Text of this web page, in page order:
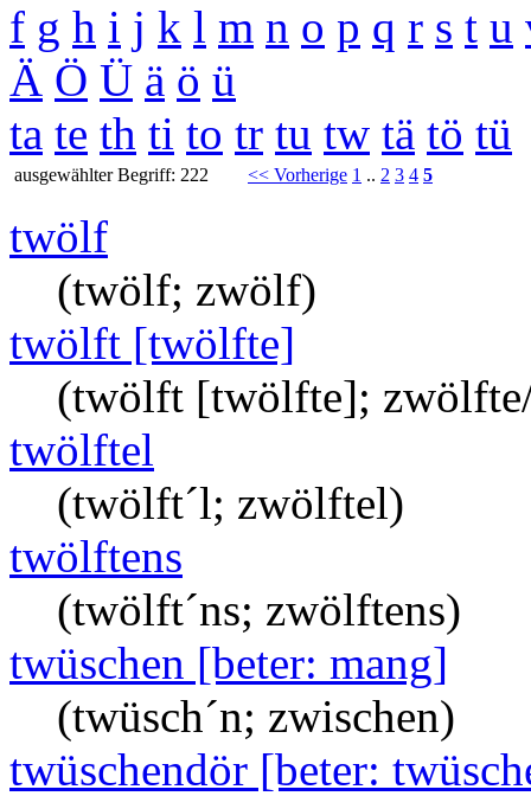
f g h i j k l m n o p q r s t u
Ä Ö Ü ä ö ü
ta te th ti to tr tu tw tä tö tü
ausgewählter Begriff: 222 << Vorherige 1 .. 2 3 4 5
twölf
(twölf; zwölf)
twölft [twölfte]
(twölft [twölfte];
twölftel
(twölft´l; zwölftel)
twölftens
(twölft´ns; zwölftens)
twüschen [beter: mang]
(twüsch´n; zwischen)
twüschendör [beter: